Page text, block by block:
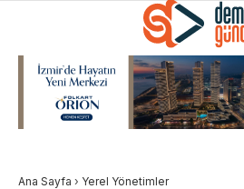
Ana Sayfa › Yerel Yönetimler